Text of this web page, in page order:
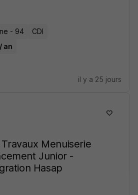
- 94
CDI
an
il y a 25 jours
Menuiserie
Junior -
Hasap